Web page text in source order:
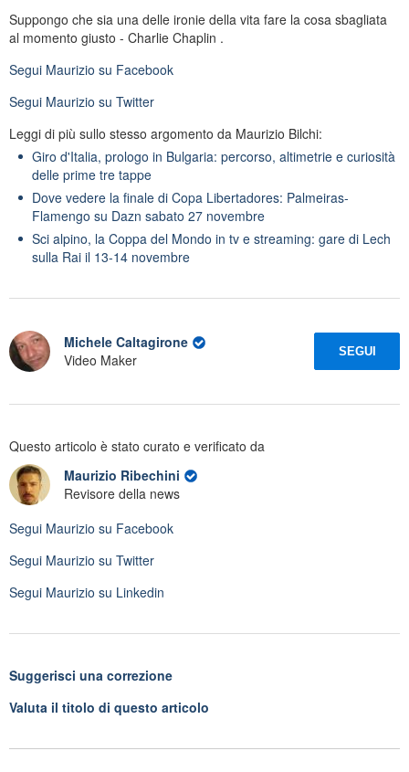
Suppongo che sia una delle ironie della vita fare la cosa sbagliata
al momento giusto - Charlie Chaplin .
Segui Maurizio su Facebook
Segui Maurizio su Twitter
Leggi di più sullo stesso argomento da Maurizio Bilchi:
Giro d'Italia, prologo in Bulgaria: percorso, altimetrie e curiosità
delle prime tre tappe
Dove vedere la finale di Copa Libertadores: Palmeiras-
Flamengo su Dazn sabato 27 novembre
Sci alpino, la Coppa del Mondo in tv e streaming: gare di Lech
sulla Rai il 13-14 novembre
Michele Caltagirone
Video Maker
SEGUI
Questo articolo è stato curato e verificato da
Maurizio Ribechini
Revisore della news
Segui Maurizio su Facebook
Segui Maurizio su Twitter
Segui Maurizio su Linkedin
Suggerisci una correzione
Valuta il titolo di questo articolo